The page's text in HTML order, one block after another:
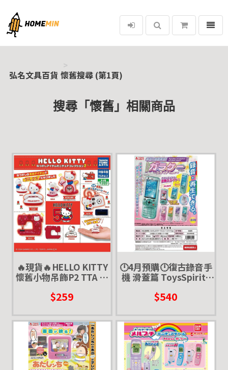
弘名文具百貨
選單
弘名文具百貨 懷舊搜尋 (第1頁)
搜尋「懷舊」相關商品
🔥現貨🔥HELLO KITTY
懷舊小物吊飾P2 TTA 復
相機 縫紉機
$259
🕛4月預購🕛復古錄音手
機 滑蓋篇 ToysSpirits
鍵手機
$540